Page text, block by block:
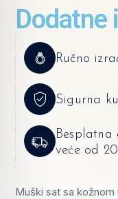
Dodatne
Ručno
Sigurna
Besplatna
veće od
Muški sat sa